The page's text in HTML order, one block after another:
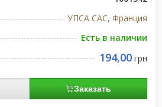
УПСА САС, Франция
Есть в наличии
194,00 грн
Заказать